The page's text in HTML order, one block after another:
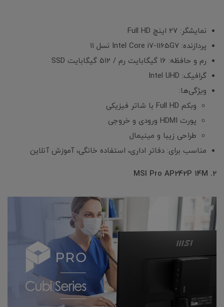
نمایشگر: ۲۷ اینچ Full HD
پردازنده: Intel Core i7-1165G7 نسل ۱۱
رم و حافظه: ۱۶ گیگابایت رم / ۵۱۲ گیگابایت SSD
گرافیک: Intel UHD
ویژگی‌ها:
وبکم Full HD با شاتر فیزیکی
پورت HDMI ورودی و خروجی
طراحی زیبا و مینیمال
مناسب برای: دفاتر اداری، استفاده خانگی، آموزش آنلاین
2. MSI Pro AP242P 14M